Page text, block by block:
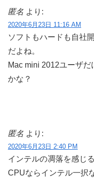
匿名 より:
2020年6月23日 11:16 AM
ソフトもハードも自社
だよね。
Mac mini 2012ユーザ
かな？
匿名 より:
2020年6月23日 2:40 PM
インテルの凋落を感じ
CPUならインテル一択